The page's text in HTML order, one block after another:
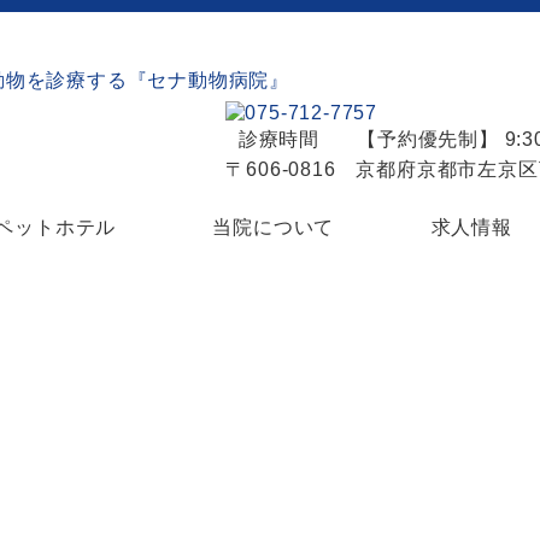
診療時間
【予約優先制】
〒606-0816 京都府京都市左京区
ットホテル 当院について 求人情報